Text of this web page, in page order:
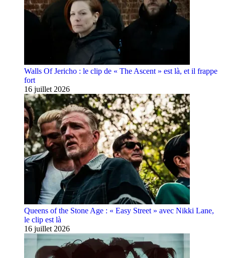
Walls Of Jericho : le clip de « The Ascent » est là, et il frappe
fort
16 juillet 2026
Queens of the Stone Age : « Easy Street » avec Nikki Lane,
le clip est là
16 juillet 2026